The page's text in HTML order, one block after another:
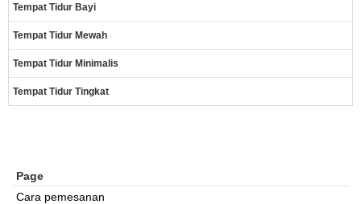
Tempat Tidur Bayi
Tempat Tidur Mewah
Tempat Tidur Minimalis
Tempat Tidur Tingkat
Page
Cara pemesanan